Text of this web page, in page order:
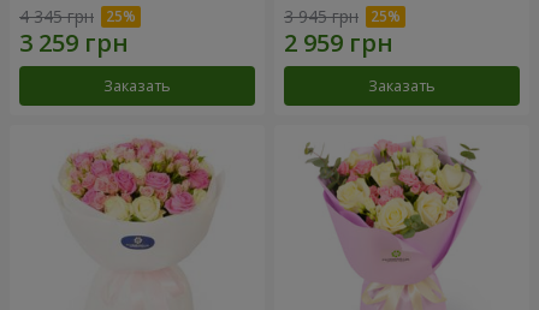
4 345 грн
Заказать
3 945 грн
Заказать